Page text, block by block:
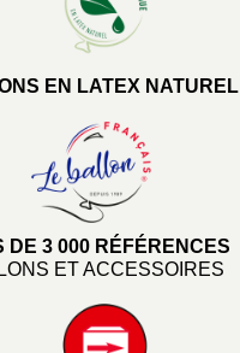
EN LATEX NATUREL
DE 3 000 RÉFÉRENCES
ET ACCESSOIRES